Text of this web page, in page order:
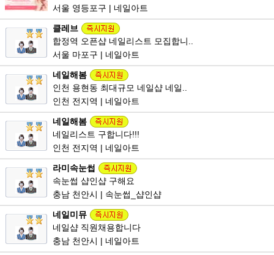
서울 영등포구 | 네일아트
클레브
합정역 오픈샵 네일리스트 모집합니..
서울 마포구 | 네일아트
네일해봄
인천 용현동 최대규모 네일샵 네일..
인천 전지역 | 네일아트
네일해봄
네일리스트 구합니다!!!
인천 전지역 | 네일아트
라미속눈썹
속눈썹 샵인샵 구해요
충남 천안시 | 속눈썹_샵인샵
네일미뮤
네일샵 직원채용합니다
충남 천안시 | 네일아트